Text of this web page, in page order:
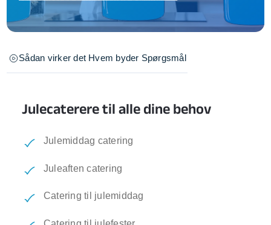
Sådan virker det Hvem byder Spørgsmål
Julecaterere til alle dine behov
Julemiddag catering
Juleaften catering
Catering til julemiddag